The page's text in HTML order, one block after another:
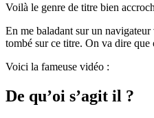
Voilà le genre de titre bien
En me baladant sur un
tombé sur ce titre. On va dire
Voici la fameuse vidéo :
De qu’oi s’agit il ?